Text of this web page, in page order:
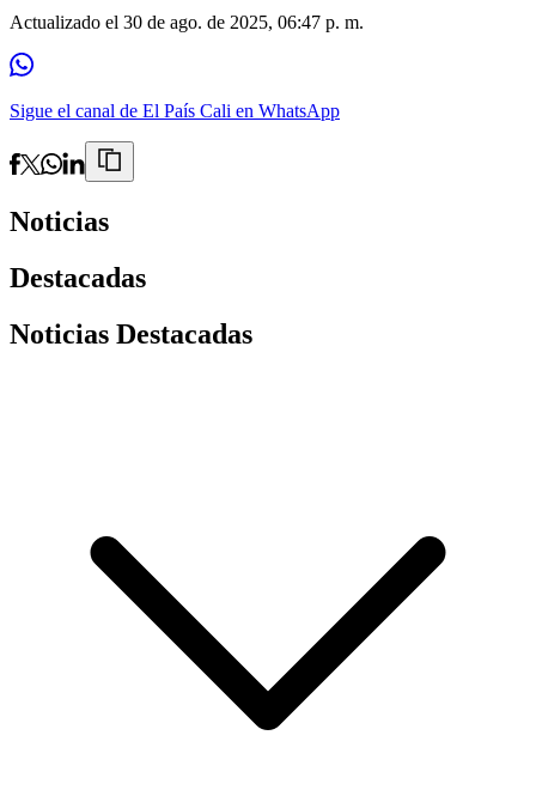
Actualizado el 30 de ago. de 2025, 06:47 p. m.
Sigue el canal de El País Cali en WhatsApp
Noticias
Destacadas
Noticias Destacadas